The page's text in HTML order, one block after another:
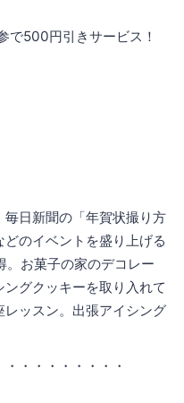
で500円引きサービス！
日新聞の「年賀状撮り方
のイベントを盛り上げる
。お菓子の家のデコレー
グクッキーを取り入れて
ッスン。出張アイシング
・・・・・・・・